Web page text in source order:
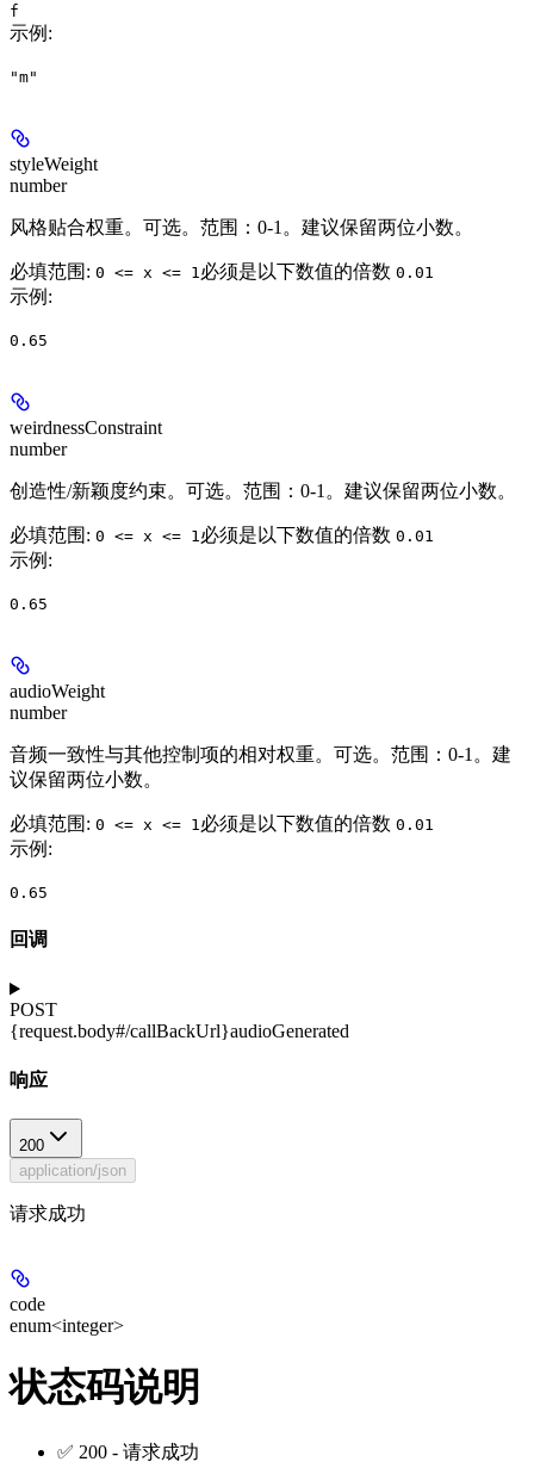
f
示例 :
"m"
styleWeight
number
风格贴合权重。可选。范围：0-1。建议保留两位小数。
必填范围 : 0 <= x <= 1 必须是以下数值的倍数 0.01
示例 :
0.65
weirdnessConstraint
number
创造性/新颖度约束。可选。范围：0-1。建议保留两位小数。
必填范围 : 0 <= x <= 1 必须是以下数值的倍数 0.01
示例 :
0.65
audioWeight
number
音频一致性与其他控制项的相对权重。可选。范围：0-1。建
议保留两位小数。
必填范围 : 0 <= x <= 1 必须是以下数值的倍数 0.01
示例 :
0.65
回调
POST
{request.body#/callBackUrl}audioGenerated
响应
200
application/json
请求成功
code
enum<integer>
状态码说明
✅ 200 - 请求成功